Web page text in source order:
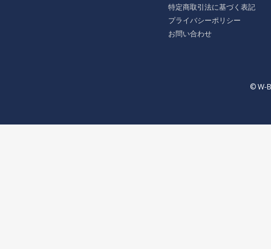
特定商取引法に基づく表記
プライバシーポリシー
お問い合わせ
© W-